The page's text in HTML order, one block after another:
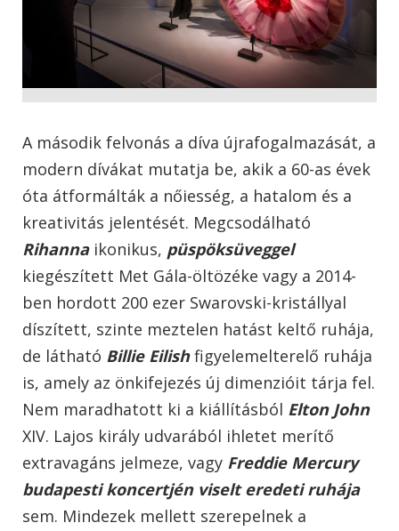
A második felvonás a díva újrafogalmazását, a
modern dívákat mutatja be, akik a 60-as évek
óta átformálták a nőiesség, a hatalom és a
kreativitás jelentését. Megcsodálható
Rihanna ikonikus, püspöksüveggel
kiegészített Met Gála-öltözéke vagy a 2014-
ben hordott 200 ezer Swarovski-kristállyal
díszített, szinte meztelen hatást keltő ruhája,
de látható Billie Eilishfigyelemelterelő ruhája
is, amely az önkifejezés új dimenzióit tárja fel.
Nem maradhatott ki a kiállításból Elton John
XIV. Lajos király udvarából ihletet merítő
extravagáns jelmeze, vagy Freddie Mercury
budapesti koncertjén viselt eredeti ruhája
sem. Mindezek mellett szerepelnek a